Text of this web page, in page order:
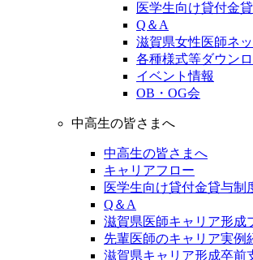
医学生向け貸付金
Q＆A
滋賀県女性医師ネ
各種様式等ダウン
イベント情報
OB・OG会
中高生の皆さまへ
中高生の皆さまへ
キャリアフロー
医学生向け貸付金貸与制
Q＆A
滋賀県医師キャリア形成
先輩医師のキャリア実例
滋賀県キャリア形成卒前